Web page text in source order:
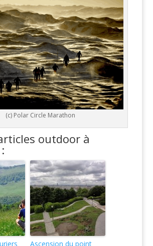
(c) Polar Circle Marathon
outdoor à
Ascension du point